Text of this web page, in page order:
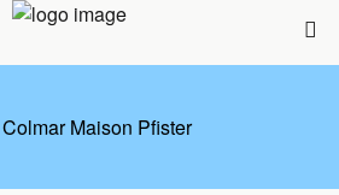
Colmar Maison Pfister